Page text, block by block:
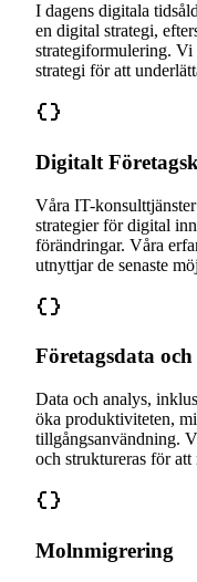
I dagens digitala
en digital strategi,
strategiformulering. Vi
strategi för att
Digitalt
Våra IT-
strategier för digital
förändringar. Våra
utnyttjar de senaste
Företagsdata
Data och analys,
öka produktiviteten,
tillgångsanvändning.
och struktureras för
Molnmigrering